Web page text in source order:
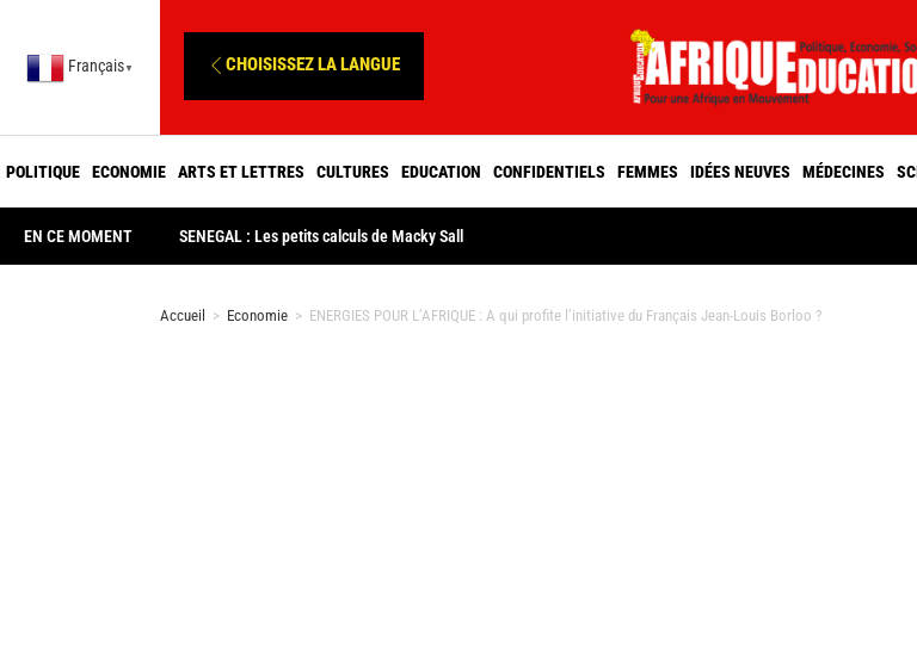
Français ▼ CHOISISSEZ LA LANGUE
POLITIQUE ECONOMIE ARTS ET LETTRES CULTURES EDUCATION CONFIDENTIELS FEMMES IDÉES NEUVES MÉDECINES
EN CE MOMENT SENEGAL : Les petits calculs de Macky Sall
Accueil > Economie > ENERGIES POUR L’AFRIQUE : A qui profite l’initiative du Français Jean-Louis Borloo ?